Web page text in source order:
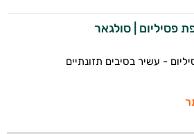
פסיליום | סולגאר
- עשיר בסיבים תזונתיים